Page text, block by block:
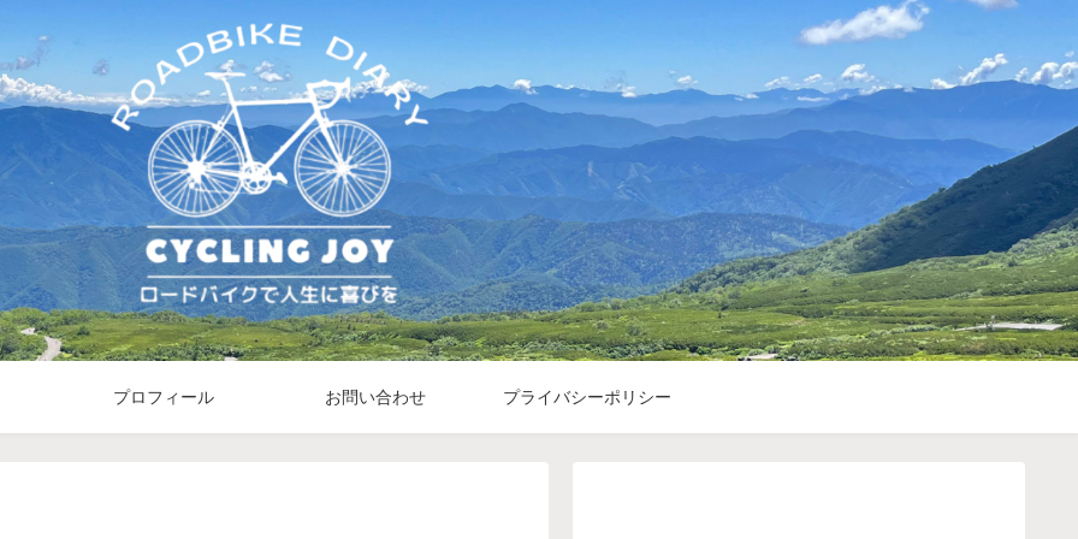
プロフィール お問い合わせ プライバシーポリシー